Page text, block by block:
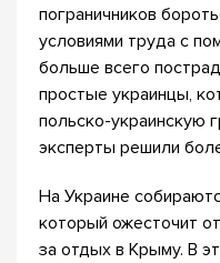
пограничников
условиями труда с
больше всего
простые украинцы,
польско-украинскую
эксперты решили
На Украине
который ожесточит
за отдых в Крыму. В